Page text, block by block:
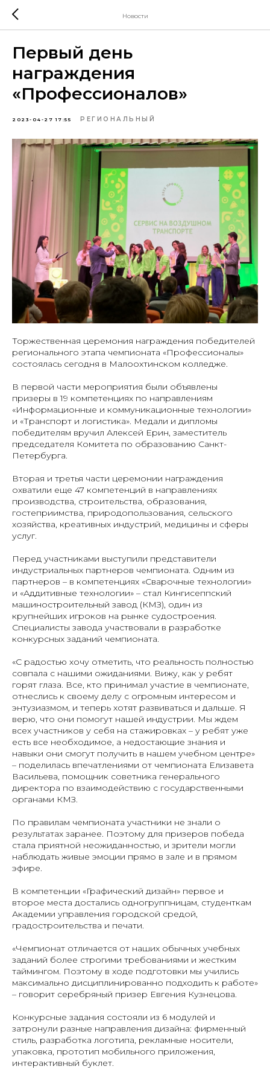
Новости
Первый день
награждения
«Профессионалов»
2023-04-27 17:55 РЕГИОНАЛЬНЫЙ
Торжественная церемония награждения победителей
регионального этапа чемпионата «Профессионалы»
состоялась сегодня в Малоохтинском колледже.
В первой части мероприятия были объявлены
призеры в 19 компетенциях по направлениям
«Информационные и коммуникационные технологии»
и «Транспорт и логистика». Медали и дипломы
победителям вручил Алексей Ерин, заместитель
председателя Комитета по образованию Санкт-
Петербурга.
Вторая и третья части церемонии награждения
охватили еще 47 компетенций в направлениях
производства, строительства, образования,
гостеприимства, природопользования, сельского
хозяйства, креативных индустрий, медицины и сферы
услуг.
Перед участниками выступили представители
индустриальных партнеров чемпионата. Одним из
партнеров – в компетенциях «Сварочные технологии»
и «Аддитивные технологии» – стал Кингисеппский
машиностроительный завод (КМЗ), один из
крупнейших игроков на рынке судостроения.
Специалисты завода участвовали в разработке
конкурсных заданий чемпионата.
«С радостью хочу отметить, что реальность полностью
совпала с нашими ожиданиями. Вижу, как у ребят
горят глаза. Все, кто принимал участие в чемпионате,
отнеслись к своему делу с огромным интересом и
энтузиазмом, и теперь хотят развиваться и дальше. Я
верю, что они помогут нашей индустрии. Мы ждем
всех участников у себя на стажировках – у ребят уже
есть все необходимое, а недостающие знания и
навыки они смогут получить в нашем учебном центре»
– поделилась впечатлениями от чемпионата Елизавета
Васильева, помощник советника генерального
директора по взаимодействию с государственными
органами КМЗ.
По правилам чемпионата участники не знали о
результатах заранее. Поэтому для призеров победа
стала приятной неожиданностью, и зрители могли
наблюдать живые эмоции прямо в зале и в прямом
эфире.
В компетенции «Графический дизайн» первое и
второе места достались одногруппницам, студенткам
Академии управления городской средой,
градостроительства и печати.
«Чемпионат отличается от наших обычных учебных
заданий более строгими требованиями и жестким
таймингом. Поэтому в ходе подготовки мы учились
максимально дисциплинированно подходить к работе»
– говорит серебряный призер Евгения Кузнецова.
Конкурсные задания состояли из 6 модулей и
затронули разные направления дизайна: фирменный
стиль, разработка логотипа, рекламные носители,
упаковка, прототип мобильного приложения,
интерактивный буклет.